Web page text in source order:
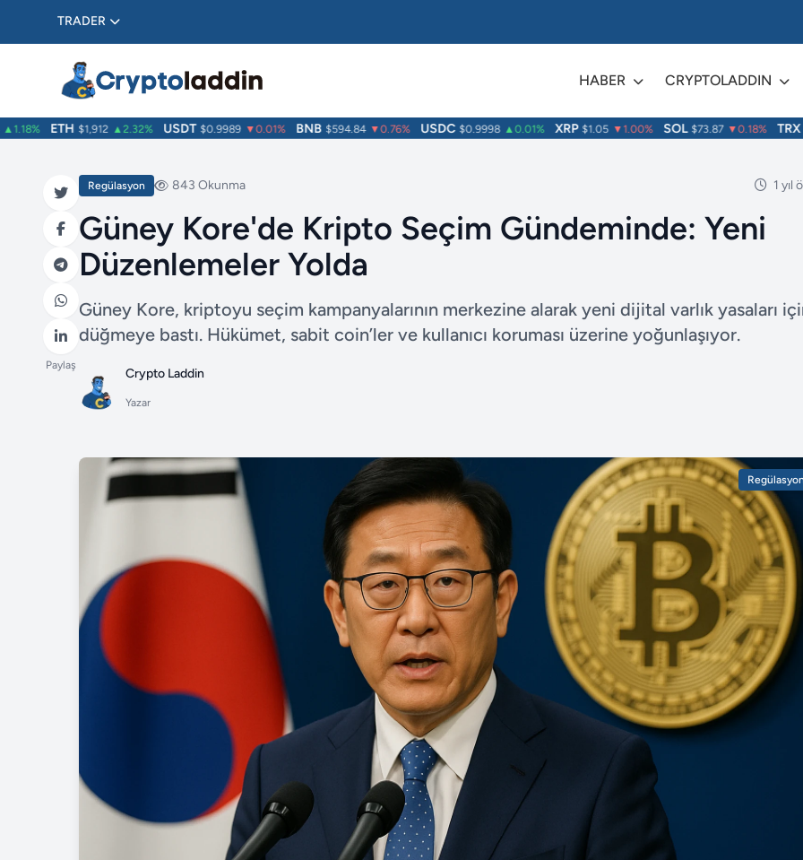
TRADER
HABER CRYPTOLADDIN
ETH $1,912 ▲2.32% USDT $0.9989 ▼0.01% BNB $594.84 ▼0.76% USDC $0.9998 ▲0.01% XRP $1.05 ▼1.00% SOL $73.87 ▼0.18% TRX
Paylaş
Regülasyon 843 Okunma 1 yıl
Güney Kore'de Kripto Seçim Gündeminde: Yeni
Düzenlemeler Yolda
Güney Kore, kriptoyu seçim kampanyalarının merkezine alarak yeni dijital varlık yasaları
düğmeye bastı. Hükümet, sabit coin’ler ve kullanıcı koruması üzerine yoğunlaşıyor.
Crypto Laddin
Yazar